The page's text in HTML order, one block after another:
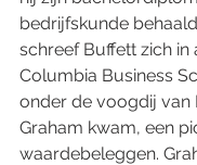
bedrijfskunde
schreef Buffett zich in
Columbia Business
onder de voogdij van
Graham kwam, een
waardebeleggen.